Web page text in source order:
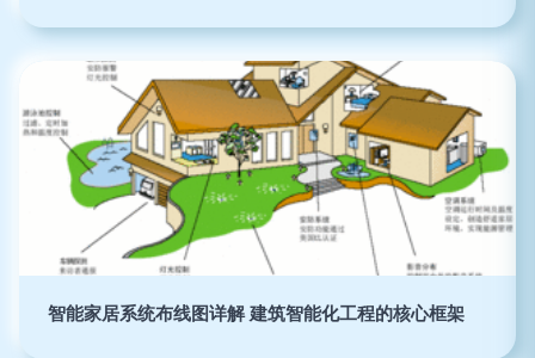
智能家居系统布线图详解 建筑智能化工程的核心框架